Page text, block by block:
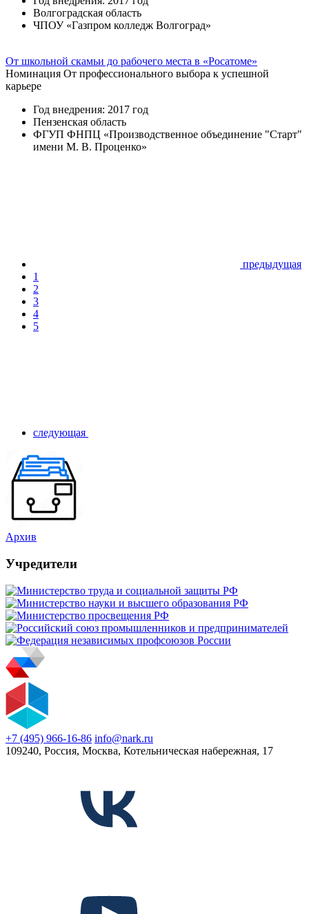
Волгоградская область
ЧПОУ «Газпром колледж Волгоград»
От школьной скамьи до рабочего места в «Росатоме»
Номинация От профессионального выбора к успешной
карьере
Год внедрения: 2017 год
Пензенская область
ФГУП ФНПЦ «Производственное объединение "Старт"
имени М. В. Проценко»
предыдущая
1
2
3
4
5
следующая
Архив
Учредители
+7 (495) 966-16-86 info@nark.ru
109240, Россия, Москва, Котельническая набережная, 17